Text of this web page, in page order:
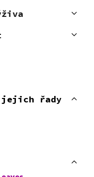
jejich řady